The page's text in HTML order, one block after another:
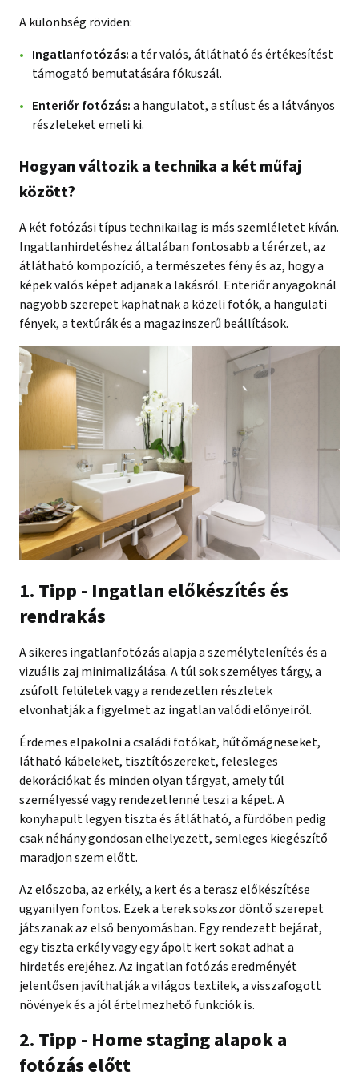
A különbség röviden:
Ingatlanfotózás:a tér valós, átlátható és értékesítést
támogató bemutatására fókuszál.
Enteriőr fotózás:a hangulatot, a stílust és a látványos
részleteket emeli ki.
Hogyan változik a technika a két műfaj
között?
A két fotózási típus technikailag is más szemléletet kíván.
Ingatlanhirdetéshez általában fontosabb a térérzet, az
átlátható kompozíció, a természetes fény és az, hogy a
képek valós képet adjanak a lakásról. Enteriőr anyagoknál
nagyobb szerepet kaphatnak a közeli fotók, a hangulati
fények, a textúrák és a magazinszerű beállítások.
1. Tipp - Ingatlan előkészítés és
rendrakás
A sikeres ingatlanfotózás alapja a személytelenítés és a
vizuális zaj minimalizálása. A túl sok személyes tárgy, a
zsúfolt felületek vagy a rendezetlen részletek
elvonhatják a figyelmet az ingatlan valódi előnyeiről.
Érdemes elpakolni a családi fotókat, hűtőmágneseket,
látható kábeleket, tisztítószereket, felesleges
dekorációkat és minden olyan tárgyat, amely túl
személyessé vagy rendezetlenné teszi a képet. A
konyhapult legyen tiszta és átlátható, a fürdőben pedig
csak néhány gondosan elhelyezett, semleges kiegészítő
maradjon szem előtt.
Az előszoba, az erkély, a kert és a terasz előkészítése
ugyanilyen fontos. Ezek a terek sokszor döntő szerepet
játszanak az első benyomásban. Egy rendezett bejárat,
egy tiszta erkély vagy egy ápolt kert sokat adhat a
hirdetés erejéhez. Az ingatlan fotózás eredményét
jelentősen javíthatják a világos textilek, a visszafogott
növények és a jól értelmezhető funkciók is.
2. Tipp - Home staging alapok a
fotózás előtt